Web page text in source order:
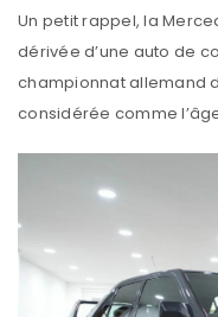
Un petit rappel, la
dérivée d’une auto de
championnat allemand
considérée comme